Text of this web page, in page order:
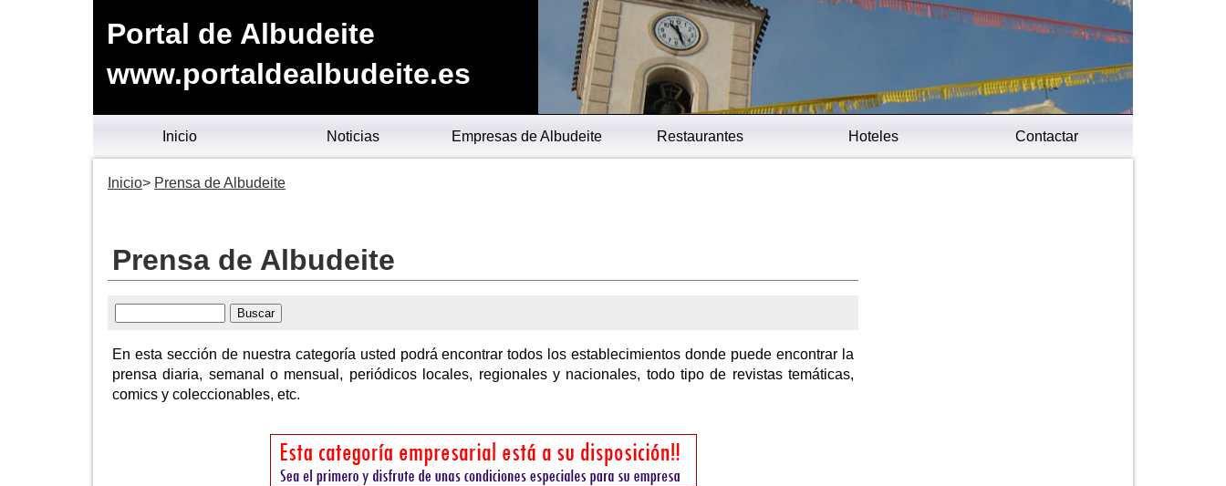
Portal de Albudeite
www.portaldealbudeite.es
Inicio Noticias Empresas de Albudeite Restaurantes Hoteles Contactar
Inicio Prensa de Albudeite
Prensa de Albudeite
En esta sección de nuestra categoría usted podrá encontrar todos los establecimientos donde puede encontrar la
prensa diaria, semanal o mensual, periódicos locales, regionales y nacionales, todo tipo de revistas temáticas,
comics y coleccionables, etc.